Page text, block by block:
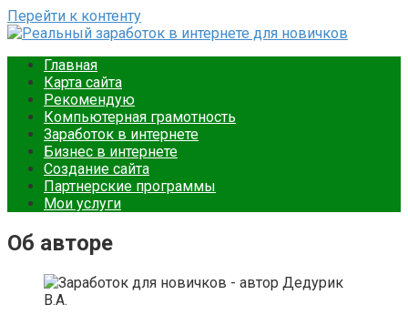
Перейти к контенту
Ваш путеводитель в мире онлайн-заработка. Подробные
инструкции, советы и примеры для новичков. Начните
зарабатывать уже сегодня.
Главная
Карта сайта
Рекомендую
Компьютерная грамотность
Заработок в интернете
Бизнес в интернете
Создание сайта
Партнерские программы
Мои услуги
Об авторе